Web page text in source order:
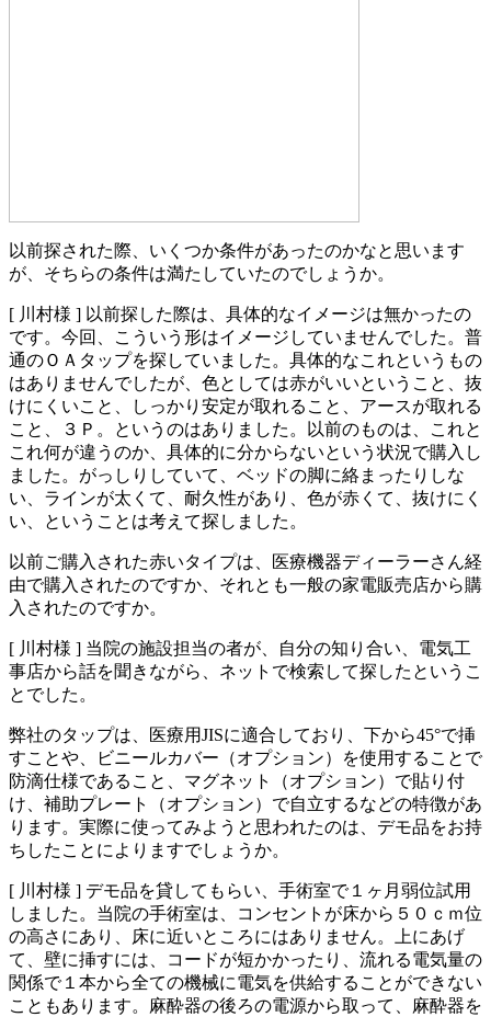
以前探された際、いくつか条件があったのかなと思います
が、そちらの条件は満たしていたのでしょうか。
[ 川村様 ] 以前探した際は、具体的なイメージは無かったの
です。今回、こういう形はイメージしていませんでした。普
通のＯＡタップを探していました。具体的なこれというもの
はありませんでしたが、色としては赤がいいということ、抜
けにくいこと、しっかり安定が取れること、アースが取れる
こと、３Ｐ。というのはありました。以前のものは、これと
これ何が違うのか、具体的に分からないという状況で購入し
ました。がっしりしていて、ベッドの脚に絡まったりしな
い、ラインが太くて、耐久性があり、色が赤くて、抜けにく
い、ということは考えて探しました。
以前ご購入された赤いタイプは、医療機器ディーラーさん経
由で購入されたのですか、それとも一般の家電販売店から購
入されたのですか。
[ 川村様 ] 当院の施設担当の者が、自分の知り合い、電気工
事店から話を聞きながら、ネットで検索して探したというこ
とでした。
弊社のタップは、医療用JISに適合しており、下から45°で挿
すことや、ビニールカバー（オプション）を使用することで
防滴仕様であること、マグネット（オプション）で貼り付
け、補助プレート（オプション）で自立するなどの特徴があ
ります。実際に使ってみようと思われたのは、デモ品をお持
ちしたことによりますでしょうか。
[ 川村様 ] デモ品を貸してもらい、手術室で１ヶ月弱位試用
しました。当院の手術室は、コンセントが床から５０ｃｍ位
の高さにあり、床に近いところにはありません。上にあげ
て、壁に挿すには、コードが短かかったり、流れる電気量の
関係で１本から全ての機械に電気を供給することができない
こともあります。麻酔器の後ろの電源から取って、麻酔器を